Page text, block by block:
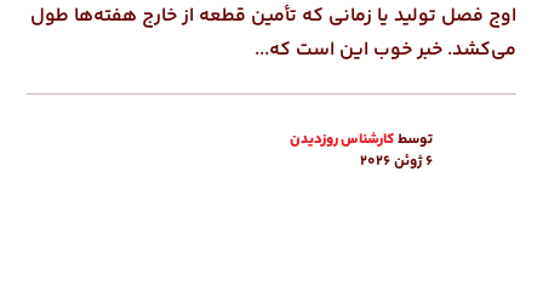
اوج فصل تولید یا زمانی که تأمین قطعه از خارج هفته‌ها طول
می‌کشد. خبر خوب این است که...
توسطکارشناس روزدیدن
6 ژوئن 2026